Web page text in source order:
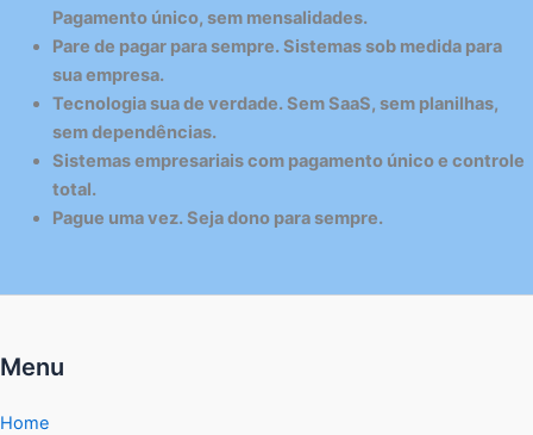
Pagamento único, sem mensalidades.
Pare de pagar para sempre. Sistemas sob medida para
sua empresa.
Tecnologia sua de verdade. Sem SaaS, sem planilhas,
sem dependências.
Sistemas empresariais com pagamento único e controle
total.
Pague uma vez. Seja dono para sempre.
Menu
Home